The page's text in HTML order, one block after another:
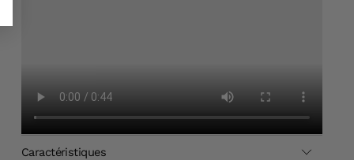
Caractéristiques